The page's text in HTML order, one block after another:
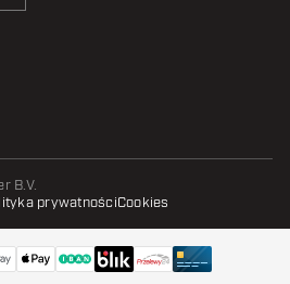
B.V.
prywatnościCookies